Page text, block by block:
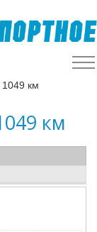
1049 км
км